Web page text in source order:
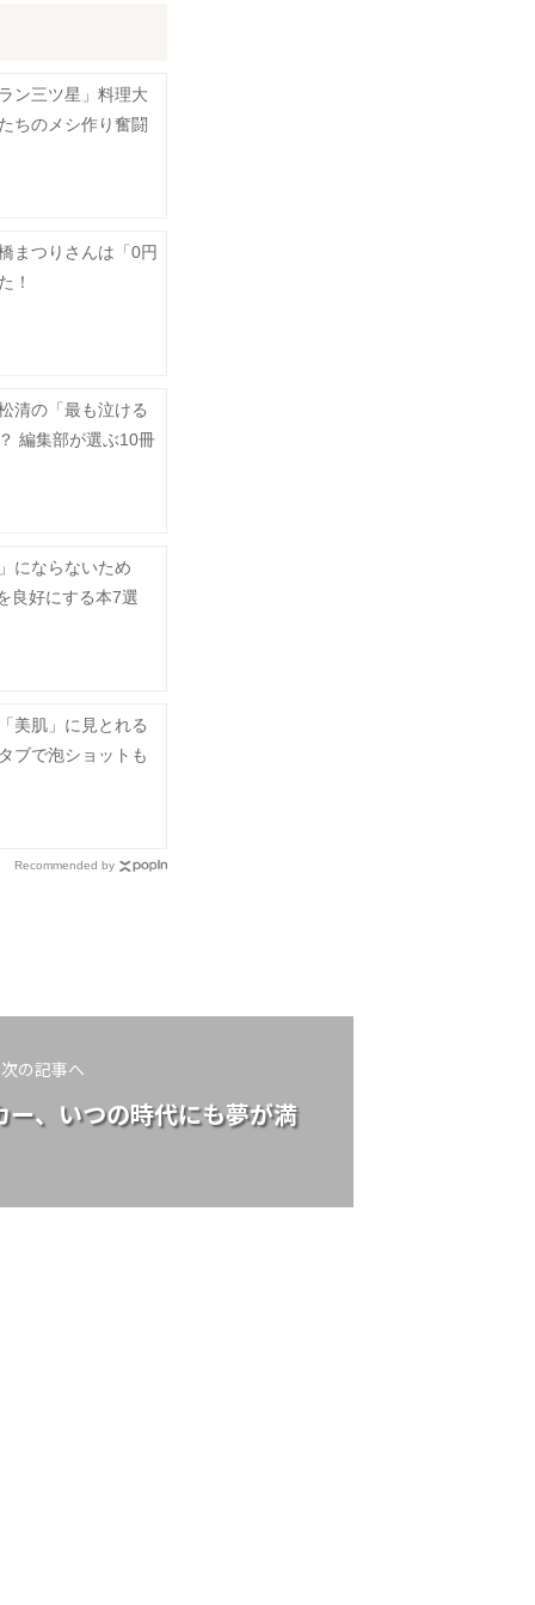
ン三ツ星」料理大
ちのメシ作り奮闘
まつりさんは「0円
！
清の「最も泣ける
編集部が選ぶ10冊
にならないため
良好にする本7選
美肌」に見とれる
ブで泡ショットも
Recommended by
次の記事へ
、いつの時代にも夢が満